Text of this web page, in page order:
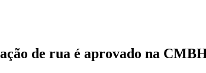
de rua é aprovado na